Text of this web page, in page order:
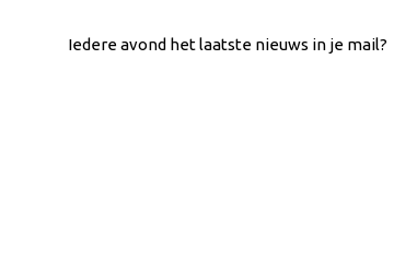
Iedere avond het laatste nieuws in je mail?